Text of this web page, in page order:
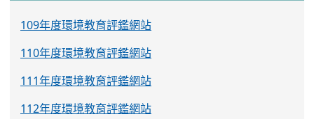
109年度環境教育評鑑網站
110年度環境教育評鑑網站
111年度環境教育評鑑網站
112年度環境教育評鑑網站